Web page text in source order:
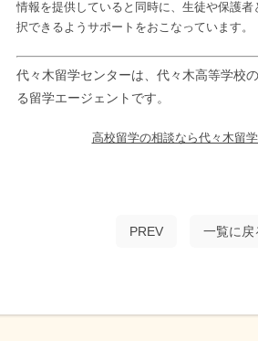
情報を提供していると同時に、生徒や保護者
択できるようサポートをおこなっています。
代々木留学センターは、代々木高等学校
る留学エージェントです。
高校留学の相談なら代々木留
PREV 一覧に戻